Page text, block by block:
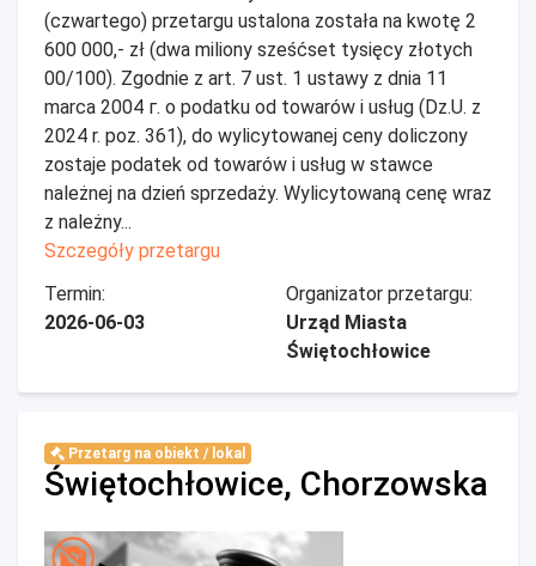
(czwartego) przetargu ustalona została na kwotę 2
600 000,- zł (dwa miliony sześćset tysięcy złotych
00/100). Zgodnie z art. 7 ust. 1 ustawy z dnia 11
marca 2004 г. o podatku od towarów i usług (Dz.U. z
2024 r. poz. 361), do wylicytowanej ceny doliczony
zostaje podatek od towarów i usług w stawce
należnej na dzień sprzedaży. Wylicytowaną cenę wraz
z należny...
Szczegóły przetargu
Termin:
2026-06-03
Organizator przetargu:
Urząd Miasta
Świętochłowice
Przetarg na obiekt / lokal
Świętochłowice, Chorzowska